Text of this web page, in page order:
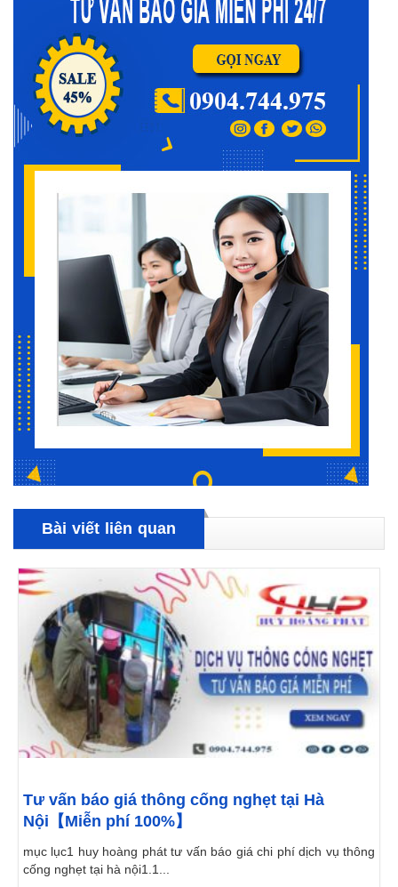
Bài viết liên quan
Tư vấn báo giá thông cống nghẹt tại Hà
Nội【Miễn phí 100%】
mục lục1 huy hoàng phát tư vấn báo giá chi phí dịch vụ thông
cống nghẹt tại hà nội1.1...